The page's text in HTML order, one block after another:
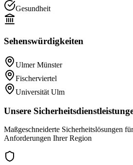
Gesundheit
Sehenswürdigkeiten
Ulmer Münster
Fischerviertel
Universität Ulm
Unsere
Maßgeschneiderte Sicherheitslösungen
Anforderungen Ihrer Region